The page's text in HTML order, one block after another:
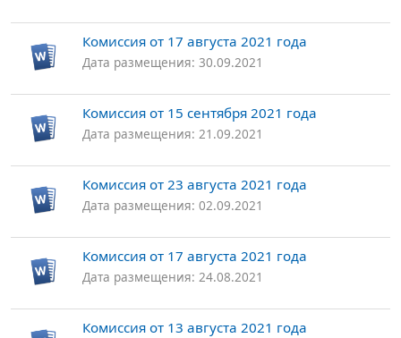
Комиссия от 17 августа 2021 года
Дата размещения: 30.09.2021
Комиссия от 15 сентября 2021 года
Дата размещения: 21.09.2021
Комиссия от 23 августа 2021 года
Дата размещения: 02.09.2021
Комиссия от 17 августа 2021 года
Дата размещения: 24.08.2021
Комиссия от 13 августа 2021 года